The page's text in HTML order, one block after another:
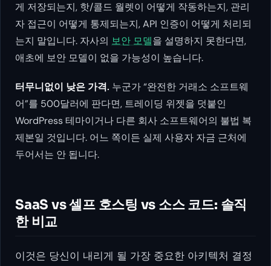
게 저장되는지, 핫/콜드 월렛이 어떻게 작동하는지, 관리
자 접근이 어떻게 통제되는지, API 인증이 어떻게 처리되
는지 말입니다. 자사의 보안 모델을 설명하지 못한다면,
애초에 보안 모델이 없을 가능성이 높습니다.
터무니없이 낮은 가격. 누군가 “완전한 거래소 소프트웨
어”를 500달러에 판다면, 트레이딩 위젯을 덧붙인
WordPress 테마이거나 다른 회사 소프트웨어의 불법 복
제본일 것입니다. 어느 쪽이든 실제 사용자 자금 근처에
두어서는 안 됩니다.
SaaS vs 셀프 호스팅 vs 소스 코드: 솔직
한 비교
이것은 당신이 내리게 될 가장 중요한 아키텍처 결정